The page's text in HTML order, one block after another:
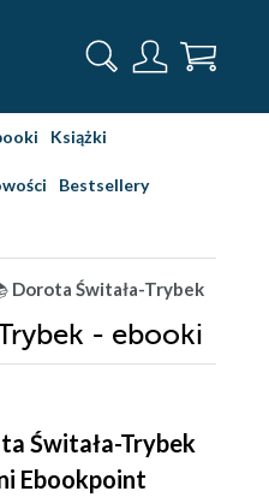
Książki
Bestsellery
Dorota Świtała-Trybek
- ebooki
Świtała-Trybek
Ebookpoint